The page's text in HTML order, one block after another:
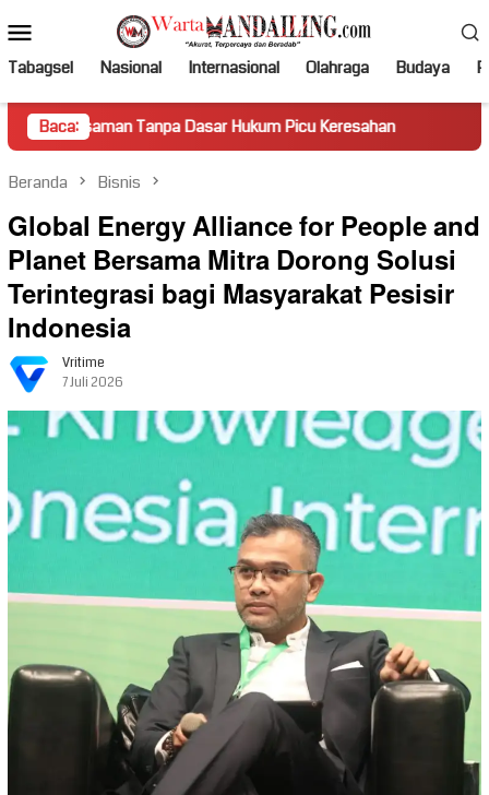
ke
kontenMobile
Tabagsel Nasional Internasional Olahraga Budaya
Baca:
Tanpa Dasar Hukum Picu Keresahan Truk Miring Hambat
Beranda Bisnis
Global Energy Alliance for People and
Planet Bersama Mitra Dorong Solusi
Terintegrasi bagi Masyarakat Pesisir
Indonesia
Vritime
7 Juli 2026